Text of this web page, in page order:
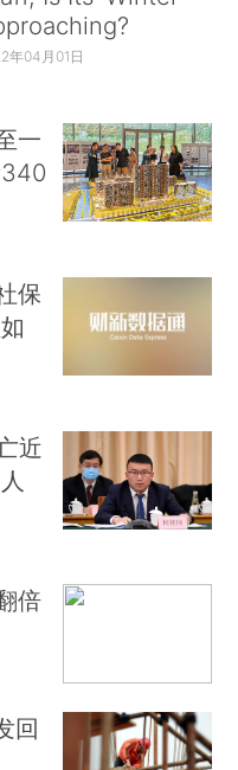
年04月01日
一
保
近
倍
回